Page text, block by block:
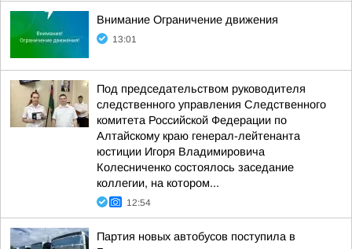
Внимание Ограничение движения
13:01
Под председательством руководителя
следственного управления Следственного
комитета Российской Федерации по
Алтайскому краю генерал-лейтенанта
юстиции Игоря Владимировича
Колесниченко состоялось заседание
коллегии, на котором...
12:54
Партия новых автобусов поступила в